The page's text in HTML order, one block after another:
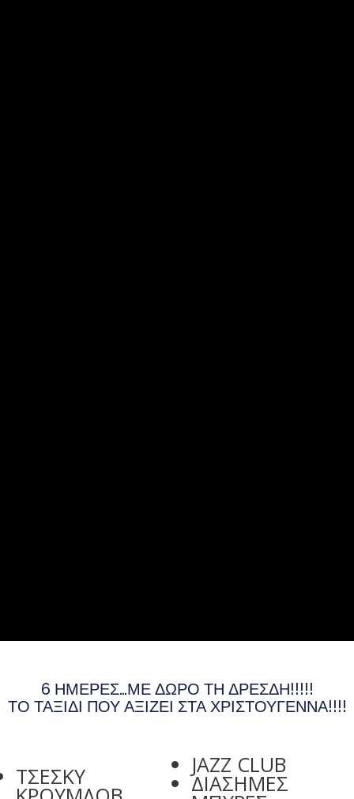
6 ΗΜΕΡΕΣ…ΜΕ ΔΩΡΟ ΤΗ ΔΡΕΣΔΗ!!!!!
ΤΟ ΤΑΞΙΔΙ ΠΟΥ ΑΞΙΖΕΙ ΣΤΑ ΧΡΙΣΤΟΥΓΕΝΝΑ!!!!
ΤΣΕΣΚΥ JAZZ CLUB
ΔΙΑΣΗΜΕΣ